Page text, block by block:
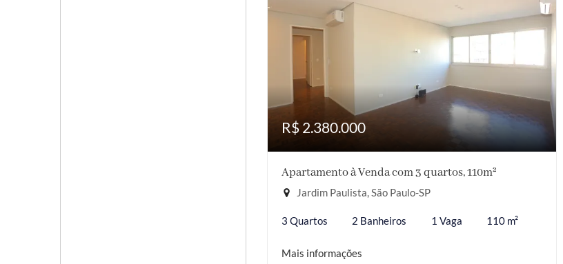
R$ 2.380.000
Apartamento à Venda com 3 quartos, 110m²
Jardim Paulista, São Paulo-SP
3 Quartos 2 Banheiros 1 Vaga 110 m²
Mais informações